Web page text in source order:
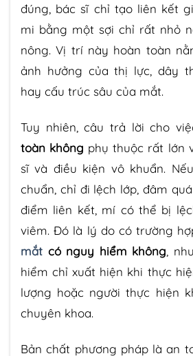
đúng, bác sĩ chỉ tạo liên kết
mi bằng một sợi chỉ rất nhỏ
nông. Vị trí này hoàn toàn
ảnh hưởng của thị lực, dây
hay cấu trúc sâu của mắt.
Tuy nhiên, câu trả lời cho
toàn không phụ thuộc rất lớn
sĩ và điều kiện vô khuẩn.
chuẩn, chỉ đi lệch lớp, đâm
điểm liên kết, mí có thể bị
viêm. Đó là lý do có trường
mắt có nguy hiểm không ,
hiểm chỉ xuất hiện khi thực
lượng hoặc người thực hiện
chuyên khoa.
Bản chất phương pháp là an